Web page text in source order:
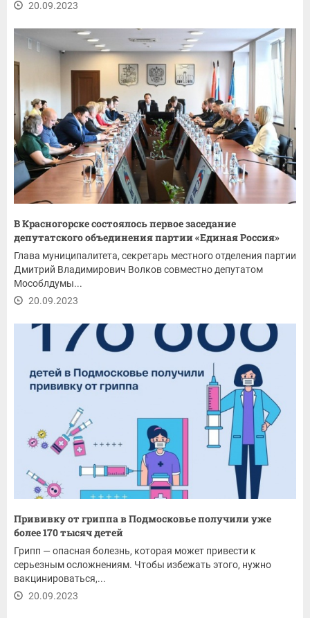
20.09.2023
В Красногорске состоялось первое заседание
депутатского объединения партии «Единая Россия»
Глава муниципалитета, секретарь местного отделения партии
Дмитрий Владимирович Волков совместно депутатом
Мособлдумы...
20.09.2023
Прививку от гриппа в Подмосковье получили уже
более 170 тысяч детей
Грипп — опасная болезнь, которая может привести к
серьезным осложнениям. Чтобы избежать этого, нужно
вакцинироваться,...
20.09.2023